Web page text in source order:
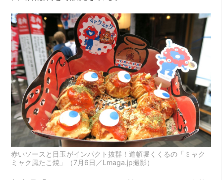
赤いソースと目玉がインパクト抜群！道頓堀くくるの「ミャク
ミャク風たこ焼」（7月6日／Lmaga.jp撮影）